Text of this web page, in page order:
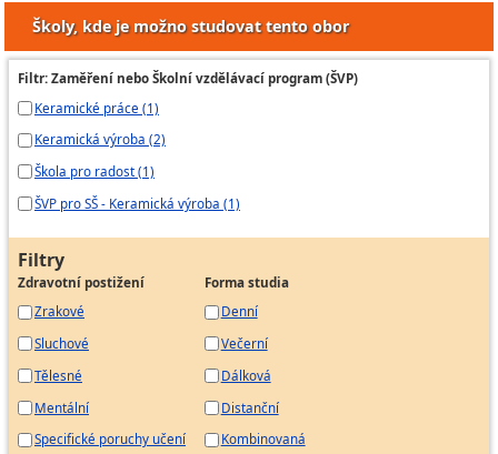
Školy, kde je možno studovat tento obor
Filtr: Zaměření nebo Školní vzdělávací program (ŠVP)
Keramické práce (1)
Keramická výroba (2)
Škola pro radost (1)
ŠVP pro SŠ - Keramická výroba (1)
Filtry
Zdravotní postižení
Zrakové
Sluchové
Tělesné
Mentální
Specifické poruchy učení
Forma studia
Denní
Večerní
Dálková
Distanční
Kombinovaná